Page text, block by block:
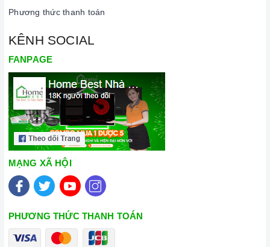
Phương thức thanh toán
KÊNH SOCIAL
FANPAGE
MẠNG XÃ HỘI
PHƯƠNG THỨC THANH TOÁN